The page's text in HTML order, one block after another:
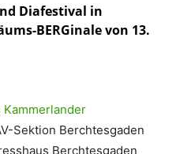
Diafestival in
BERGinale von 13.
Sektion Berchtesgaden
Berchtesgaden